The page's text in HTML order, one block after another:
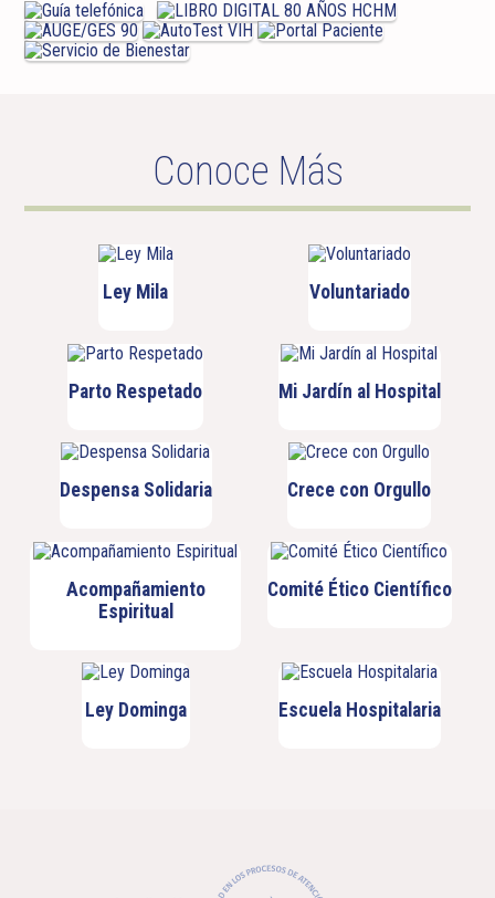
Conoce Más
Ley Mila Voluntariado
Parto Respetado Mi Jardín al Hospital
Despensa Solidaria Crece con Orgullo
Acompañamiento
Espiritual
Comité Ético Científico
Ley Dominga Escuela Hospitalaria